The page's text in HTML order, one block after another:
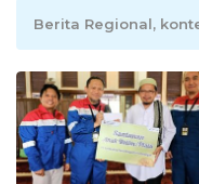
Berita Regional,